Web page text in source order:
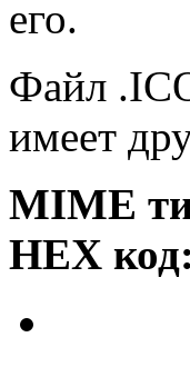
его.
Файл
имеет
MIME
HEX код: